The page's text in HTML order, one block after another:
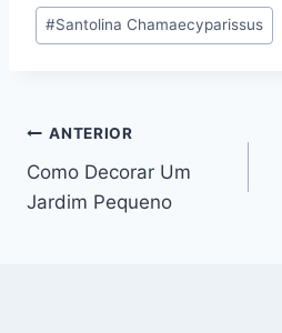
#Santolina Chamaecyparissus
Navegação
de
ANTERIOR
Como Decorar Um
Jardim Pequeno